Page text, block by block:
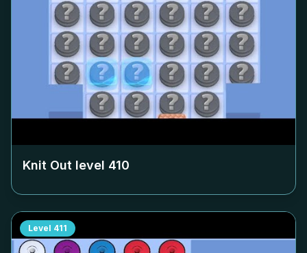
Knit Out level 410
Level 411